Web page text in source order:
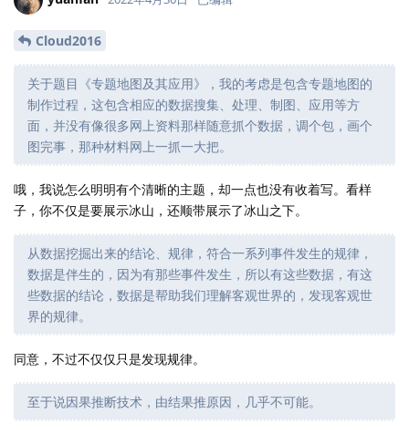
Cloud2016
关于题目《专题地图及其应用》，我的考虑是包含专题地图的
制作过程，这包含相应的数据搜集、处理、制图、应用等方
面，并没有像很多网上资料那样随意抓个数据，调个包，画个
图完事，那种材料网上一抓一大把。
哦，我说怎么明明有个清晰的主题，却一点也没有收着写。看样
子，你不仅是要展示冰山，还顺带展示了冰山之下。
从数据挖掘出来的结论、规律，符合一系列事件发生的规律，
数据是伴生的，因为有那些事件发生，所以有这些数据，有这
些数据的结论，数据是帮助我们理解客观世界的，发现客观世
界的规律。
同意，不过不仅仅只是发现规律。
至于说因果推断技术，由结果推原因，几乎不可能。